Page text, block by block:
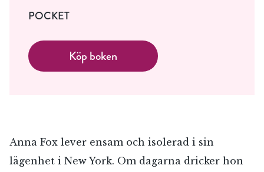
POCKET
Köp boken
Anna Fox lever ensam och isolerad i sin
lägenhet i New York. Om dagarna dricker hon